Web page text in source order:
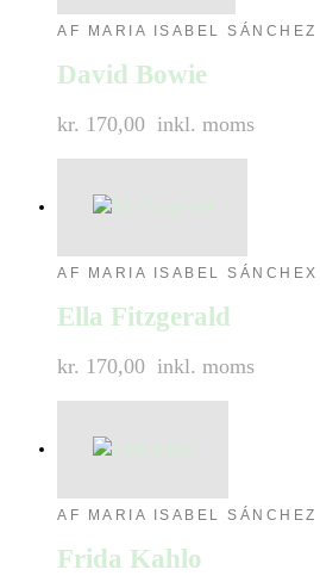
AF MARIA ISABEL SÁNCHEZ
David Bowie
kr. 170,00 inkl. moms
AF MARIA ISABEL SÁNCHEX
Ella Fitzgerald
kr. 170,00 inkl. moms
AF MARIA ISABEL SÁNCHEZ
Frida Kahlo